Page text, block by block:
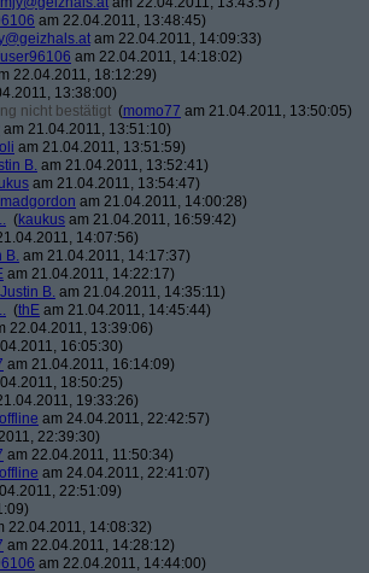
am 22.04.2011, 13:48:45)
am 22.04.2011, 14:09:33)
user96106 am 22.04.2011, 14:18:02)
22.04.2011, 18:12:29)
13:38:00)
nicht bestätigt (momo77 am 21.04.2011, 13:50:05)
am 21.04.2011, 13:51:10)
am 21.04.2011, 13:51:59)
B. am 21.04.2011, 13:52:41)
am 21.04.2011, 13:54:47)
madgordon am 21.04.2011, 14:00:28)
(kaukus am 21.04.2011, 16:59:42)
14:07:56)
B. am 21.04.2011, 14:17:37)
am 21.04.2011, 14:22:17)
Justin B. am 21.04.2011, 14:35:11)
(thE am 21.04.2011, 14:45:44)
22.04.2011, 13:39:06)
16:05:30)
am 21.04.2011, 16:14:09)
18:50:25)
19:33:26)
am 24.04.2011, 22:42:57)
22:39:30)
am 22.04.2011, 11:50:34)
am 24.04.2011, 22:41:07)
22:51:09)
22.04.2011, 14:08:32)
am 22.04.2011, 14:28:12)
am 22.04.2011, 14:44:00)